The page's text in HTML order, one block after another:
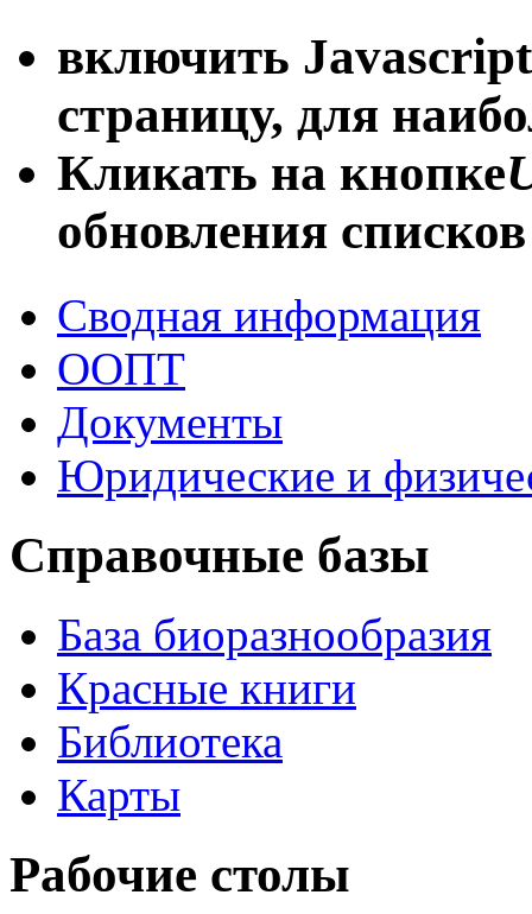
включить Javascript
страницу, для
Кликать на кнопке
обновления
Сводная информация
ООПТ
Документы
Юридические и
Справочные базы
База биоразнообразия
Красные книги
Библиотека
Карты
Рабочие столы